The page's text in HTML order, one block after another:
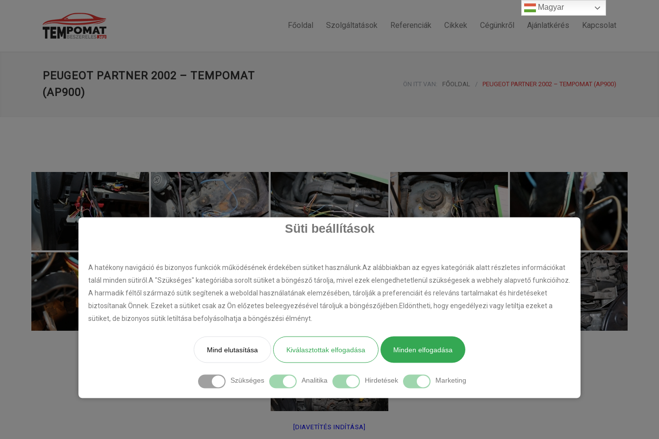
Süti beállítások
A hatékony navigáció és bizonyos funkciók működésének érdekében sütiket használunk.Az alábbiakban az egyes kategóriák alatt részletes információkat
talál minden sütiről.A "Szükséges" kategóriába sorolt sütiket a böngésző tárolja, mivel ezek elengedhetetlenül szükségesek a webhely alapvető funkcióihoz.
A harmadik féltől származó sütik segítenek a weboldal használatának elemzésében, tárolják a preferenciáit és releváns tartalmakat és hirdetéseket
biztosítanak Önnek. Ezeket a sütiket csak az Ön előzetes beleegyezésével tároljuk a böngészőjében.Eldöntheti, hogy engedélyezi vagy letiltja ezeket a
sütiket, de bizonyos sütik letiltása befolyásolhatja a böngészési élményt.
Mind elutasítása Kiválasztottak elfogadása Minden elfogadása
Szükséges Analitika Hirdetések Marketing
Főoldal Szolgáltatások Referenciák Cikkek Cégünkről Ajánlatkérés Kapcsolat
PEUGEOT PARTNER 2002 – TEMPOMAT
(AP900)
ÖN ITT VAN: FŐOLDAL / PEUGEOT PARTNER 2002 – TEMPOMAT (AP900)
[DIAVETÍTÉS INDÍTÁSA]
Magyar